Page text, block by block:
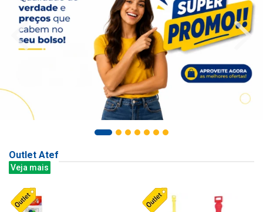
Outlet Atef
Veja mais